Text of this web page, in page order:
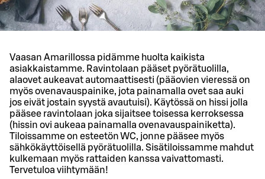
Vaasan Amarillossa pidämme huolta kaikista
asiakkaistamme. Ravintolaan pääset pyörätuolilla,
alaovet aukeavat automaattisesti (pääovien vieressä on
myös ovenavauspainike, jota painamalla ovet saa auki
jos eivät jostain syystä avautuisi). Käytössä on hissi jolla
pääsee ravintolaan joka sijaitsee toisessa kerroksessa
(hissin ovi aukeaa painamalla ovenavauspainiketta).
Tiloissamme on esteetön WC, jonne pääsee myös
sähkökäyttöisellä pyörätuolilla. Sisätiloissamme mahdut
kulkemaan myös rattaiden kanssa vaivattomasti.
Tervetuloa viihtymään!